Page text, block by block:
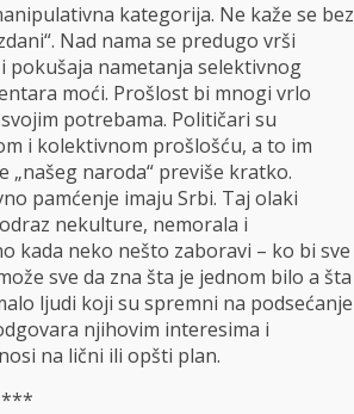
kategorija. Ne kaže se bez
Nad nama se predugo vrši
pokušaja nametanja selektivnog
moći. Prošlost bi mnogi vrlo
potrebama. Političari su
i kolektivnom prošlošću, a to im
„našeg naroda“ previše kratko.
pamćenje imaju Srbi. Taj olaki
nekulture, nemorala i
kada neko nešto zaboravi – ko bi sve
sve da zna šta je jednom bilo a šta
ljudi koji su spremni na podsećanje
njihovim interesima i
na lični ili opšti plan.
***